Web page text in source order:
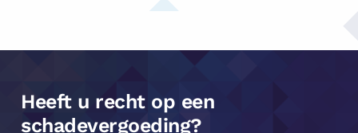
Heeft u recht op een
schadevergoeding?